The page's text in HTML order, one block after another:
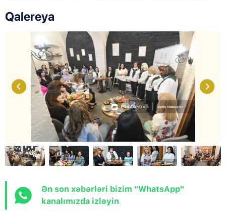
Qalereya
Ən son xəbərləri bizim "WhatsApp"
kanalımızda izləyin